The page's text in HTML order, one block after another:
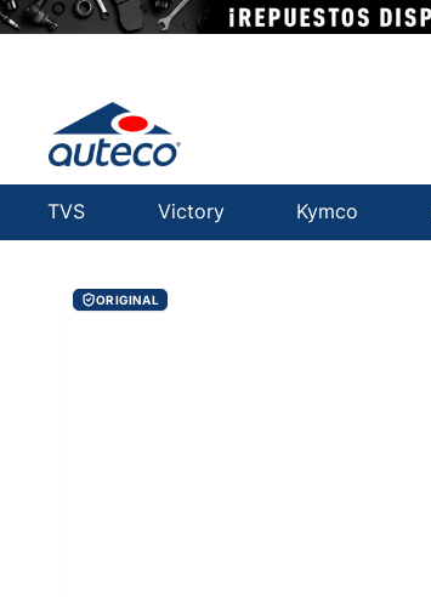
TVS Victory Kymco
ORIGINAL